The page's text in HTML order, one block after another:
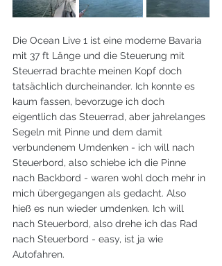
Die Ocean Live 1 ist eine moderne Bavaria
mit 37 ft Länge und die Steuerung mit
Steuerrad brachte meinen Kopf doch
tatsächlich durcheinander. Ich konnte es
kaum fassen, bevorzuge ich doch
eigentlich das Steuerrad, aber jahrelanges
Segeln mit Pinne und dem damit
verbundenem Umdenken - ich will nach
Steuerbord, also schiebe ich die Pinne
nach Backbord - waren wohl doch mehr in
mich übergegangen als gedacht. Also
hieß es nun wieder umdenken. Ich will
nach Steuerbord, also drehe ich das Rad
nach Steuerbord - easy, ist ja wie
Autofahren.